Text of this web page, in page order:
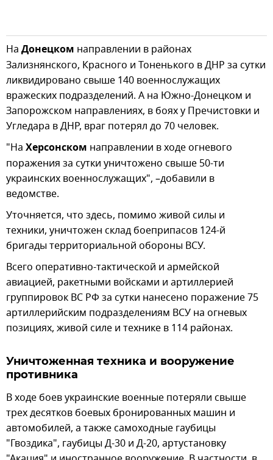
На Донецком направлении в районах
Зализнянского, Красного и Тоненького в ДНР за сутки
ликвидировано свыше 140 военнослужащих
вражеских подразделений. А на Южно-Донецком и
Запорожском направлениях, в боях у Пречистовки и
Угледара в ДНР, враг потерял до 70 человек.
"На Херсонском направлении в ходе огневого
поражения за сутки уничтожено свыше 50-ти
украинских военнослужащих", –добавили в
ведомстве.
Уточняется, что здесь, помимо живой силы и
техники, уничтожен склад боеприпасов 124-й
бригады территориальной обороны ВСУ.
Всего оперативно-тактической и армейской
авиацией, ракетными войсками и артиллерией
группировок ВС РФ за сутки нанесено поражение 75
артиллерийским подразделениям ВСУ на огневых
позициях, живой силе и технике в 114 районах.
Уничтоженная техника и вооружение
противника
В ходе боев украинские военные потеряли свыше
трех десятков боевых бронированных машин и
автомобилей, а также самоходные гаубицы
"Гвоздика", гаубицы Д-30 и Д-20, артустановку